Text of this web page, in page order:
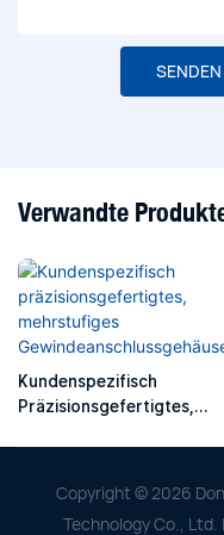
Verwandte
Kundenspezifisch
Präzisionsgefertigtes,
Copyright © 2026
Technology Co., Ltd. |